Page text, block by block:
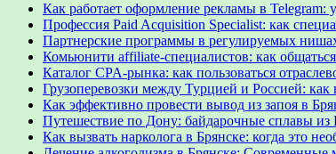
Как работает оформление рекламы в
Профессия Paid Acquisition Specialist: как
Партнерские программы в регулируемых
Комьюнити affiliate-специалистов: как
Каталог CPA-рынка: как пользоваться
Грузоперевозки между Турцией и Россией:
Как эффективно провести вывод из запоя в
Путешествие по Дону: байдарочные сплавы из
Как вызвать нарколога в Брянске: когда это